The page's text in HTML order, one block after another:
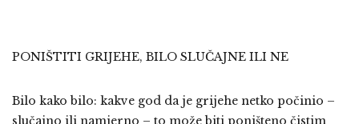
PONIŠTITI GRIJEHE, BILO SLUČAJNE ILI NE
Bilo kako bilo: kakve god da je grijehe netko počinio –
slučajno ili namjerno – to može biti poništeno čistim